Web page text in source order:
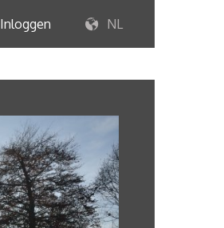
Inloggen NL